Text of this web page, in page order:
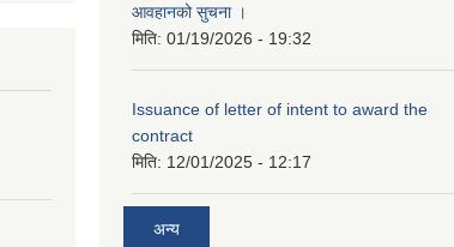
आवहानको सुचना ।
मिति: 01/19/2026 - 19:32
Issuance of letter of intent to award the
contract
मिति: 12/01/2025 - 12:17
अन्य